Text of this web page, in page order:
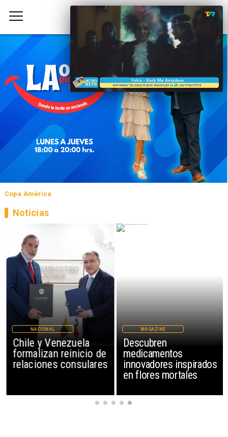
Copa América
Chile y Venezuela
formalizan reinicio de
relaciones consulares
NACIONAL
Descubren
medicamentos
innovadores inspirados
en flores mortales
MAGAZINE
Noticias